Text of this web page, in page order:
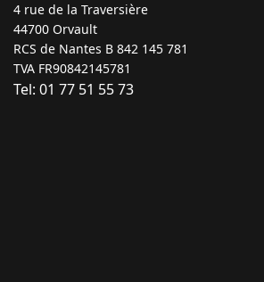
4 rue de la Traversière
44700 Orvault
RCS de Nantes B 842 145 781
TVA FR90842145781
Tel: 01 77 51 55 73